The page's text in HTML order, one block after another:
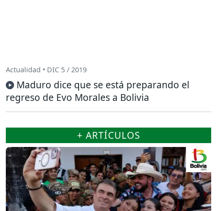
Actualidad • DIC 5 / 2019
Maduro dice que se está preparando el
regreso de Evo Morales a Bolivia
+ ARTÍCULOS